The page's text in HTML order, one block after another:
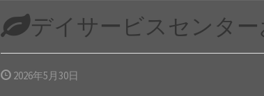
デイサービスセンタ
2026年5月30日